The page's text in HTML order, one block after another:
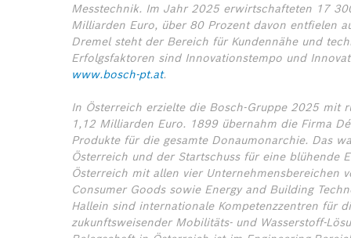
Messtechnik. Im Jahr 2025 erwirtschafteten 17
Milliarden Euro, über 80 Prozent davon entfielen
Dremel steht der Bereich für Kundennähe und
Erfolgsfaktoren sind Innovationstempo und
www.bosch-pt.at.
In Österreich erzielte die Bosch-Gruppe 2025 mit
1,12 Milliarden Euro. 1899 übernahm die Firma
Produkte für die gesamte Donaumonarchie. Das
Österreich und der Startschuss für eine blühende
Österreich mit allen vier Unternehmensbereichen
Consumer Goods sowie Energy and Building
Hallein sind internationale Kompetenzzentren für
zukunftsweisender Mobilitäts- und Wasserstoff-